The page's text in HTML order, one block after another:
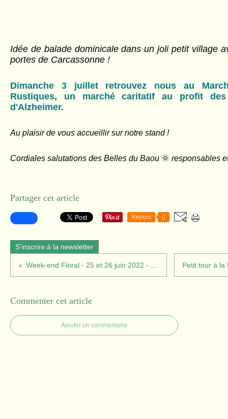
Idée de balade dominicale dans un joli petit village
portes de Carcassonne !
Dimanche 3 juillet retrouvez nous au
Rustiques, un marché caritatif au profit des
d'Alzheimer.
Au plaisir de vous accueillir sur notre stand !
Cordiales salutations des Belles du Baou 🌞 responsables
Partager cet article
Repost 0
S'inscrire à la newsletter
Commenter cet article
Ajouter un commentaire